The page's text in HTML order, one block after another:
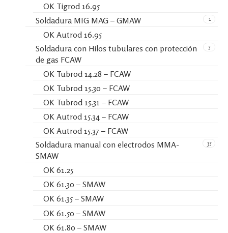
OK Tigrod 16.95
1
Soldadura MIG MAG – GMAW
OK Autrod 16.95
5
Soldadura con Hilos tubulares con protección
de gas FCAW
OK Tubrod 14.28 – FCAW
OK Tubrod 15.30 – FCAW
OK Tubrod 15.31 – FCAW
OK Autrod 15.34 – FCAW
OK Autrod 15.37 – FCAW
35
Soldadura manual con electrodos MMA-
SMAW
OK 61.25
OK 61.30 – SMAW
OK 61.35 – SMAW
OK 61.50 – SMAW
OK 61.80 – SMAW